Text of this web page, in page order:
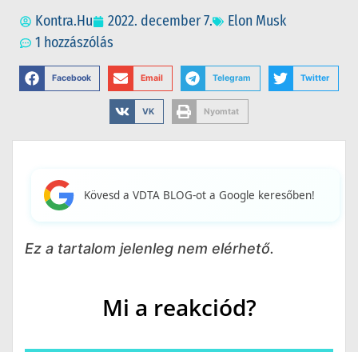
Kontra.Hu 2022. december 7.
Elon Musk
1 hozzászólás
Facebook Email Telegram Twitter
VK Nyomtat
Kövesd a VDTA BLOG-ot a Google keresőben!
Ez a tartalom jelenleg nem elérhető.
Mi a reakciód?